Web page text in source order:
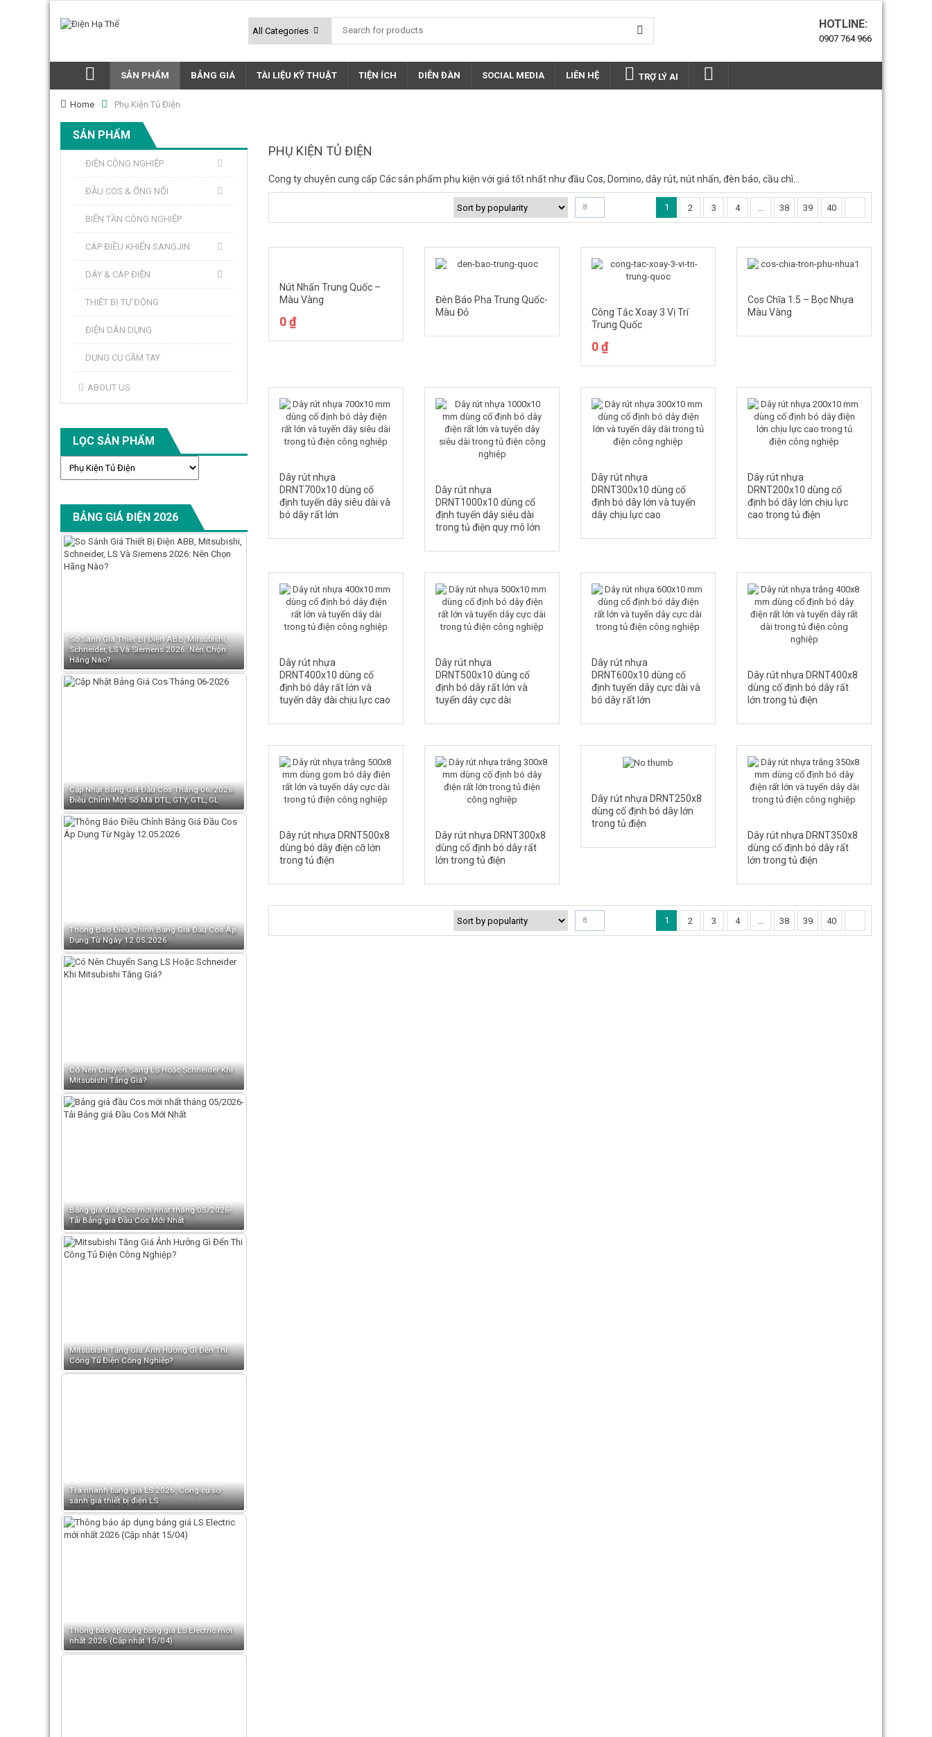
HOTLINE:
0907 764 966
SẢN PHẨM BẢNG GIÁ TÀI LIỆU KỸ THUẬT TIỆN ÍCH DIỄN ĐÀN SOCIAL MEDIA LIÊN HỆ TRỢ LÝ AI
Home Phụ Kiện Tủ Điện
SẢN PHẨM
ĐIỆN CÔNG NGHIỆP
ĐẦU COS & ỐNG NỐI
BIẾN TẦN CÔNG NGHIỆP
CÁP ĐIỀU KHIỂN SANGJIN
DÂY & CÁP ĐIỆN
THIẾT BỊ TỰ ĐỘNG
ĐIỆN DÂN DỤNG
DỤNG CỤ CẦM TAY
ABOUT US
LỌC SẢN PHẨM
BẢNG GIÁ ĐIỆN 2026
So Sánh Giá Thiết Bị Điện ABB, Mitsubishi,
Schneider, LS Và Siemens 2026: Nên Chọn
Hãng Nào?
Cập Nhật Bảng Giá Đầu Cos Tháng 06/2026:
Điều Chỉnh Một Số Mã DTL, GTY, GTL, GL
Thông Báo Điều Chỉnh Bảng Giá Đầu Cos Áp
Dụng Từ Ngày 12.05.2026
Có Nên Chuyển Sang LS Hoặc Schneider Khi
Mitsubishi Tăng Giá?
Bảng giá đầu Cos mới nhất tháng 05/2026-
Tải Bảng giá Đầu Cos Mới Nhất
Mitsubishi Tăng Giá Ảnh Hưởng Gì Đến Thi
Công Tủ Điện Công Nghiệp?
Tra nhanh bảng giá LS 2026: Công cụ so
sánh giá thiết bị điện LS
Thông báo áp dụng bảng giá LS Electric mới
nhất 2026 (Cập nhật 15/04)
PHỤ KIỆN TỦ ĐIỆN
Cong ty chuyên cung cấp Các sản phẩm phụ kiện với giá tốt nhất như đầu Cos, Domino, dây rút, nút nhấn, đèn báo, cầu chì…
8 1 2 3 4 … 38 39 40
Nút Nhấn Trung Quốc –
Màu Vàng
0₫
Đèn Báo Pha Trung Quốc-
Màu Đỏ
Công Tắc Xoay 3 Vị Trí
Trung Quốc
0₫
Cos Chĩa 1.5 – Bọc Nhựa
Màu Vàng
Dây rút nhựa
DRNT700x10 dùng cố
định tuyến dây siêu dài và
bó dây rất lớn
Dây rút nhựa
DRNT1000x10 dùng cố
định tuyến dây siêu dài
trong tủ điện quy mô lớn
Dây rút nhựa
DRNT300x10 dùng cố
định bó dây lớn và tuyến
dây chịu lực cao
Dây rút nhựa
DRNT200x10 dùng cố
định bó dây lớn chịu lực
cao trong tủ điện
Dây rút nhựa
DRNT400x10 dùng cố
định bó dây rất lớn và
tuyến dây dài chịu lực cao
Dây rút nhựa
DRNT500x10 dùng cố
định bó dây rất lớn và
tuyến dây cực dài
Dây rút nhựa
DRNT600x10 dùng cố
định tuyến dây cực dài và
bó dây rất lớn
Dây rút nhựa DRNT400x8
dùng cố định bó dây rất
lớn trong tủ điện
Dây rút nhựa DRNT500x8
dùng bó dây điện cỡ lớn
trong tủ điện
Dây rút nhựa DRNT300x8
dùng cố định bó dây rất
lớn trong tủ điện
Dây rút nhựa DRNT250x8
dùng cố định bó dây lớn
trong tủ điện
Dây rút nhựa DRNT350x8
dùng cố định bó dây rất
lớn trong tủ điện
8 1 2 3 4 … 38 39 40